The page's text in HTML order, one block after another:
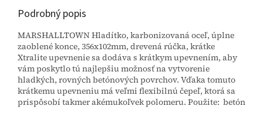
Podrobný popis
MARSHALLTOWN Hladítko, karbonizovaná oceľ, úplne
zaoblené konce, 356x102mm, drevená rúčka, krátke
Xtralite upevnenie sa dodáva s krátkym upevnením, aby
vám poskytlo tú najlepšiu možnosť na vytvorenie
hladkých, rovných betónových povrchov. Vďaka tomuto
krátkemu upevneniu má veľmi flexibilnú čepeľ, ktorá sa
prispôsobí takmer akémukoľvek polomeru. Použite: betón